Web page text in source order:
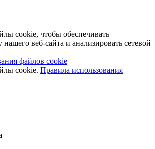
cookie, чтобы обеспечивать
веб-сайта и анализировать сетевой
файлов cookie
cookie. Правила использования